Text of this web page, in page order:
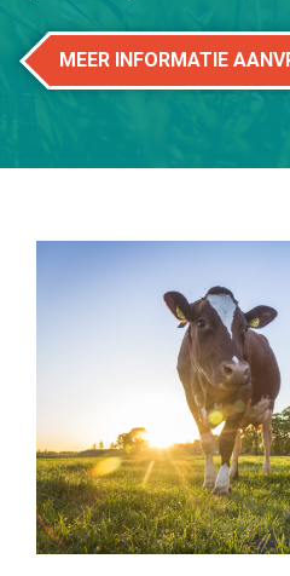
MEER INFORMATIE